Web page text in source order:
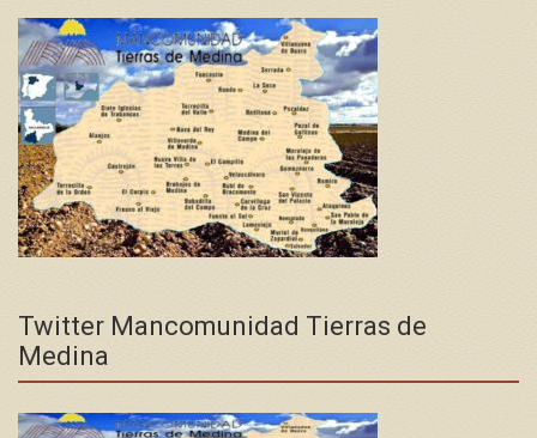
Twitter Mancomunidad Tierras de
Medina